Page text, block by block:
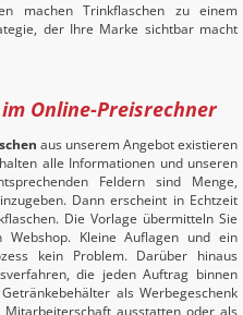
machen Trinkflaschen zu einem
der Ihre Marke sichtbar macht
Online-Preisrechner
aus unserem Angebot existieren
alle Informationen und unseren
Feldern sind Menge,
Dann erscheint in Echtzeit
Die Vorlage übermitteln Sie
Kleine Auflagen und ein
kein Problem. Darüber hinaus
die jeden Auftrag binnen
als Werbegeschenk
ausstatten oder als